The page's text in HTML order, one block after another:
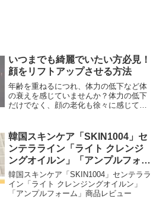
いつまでも綺麗でいたい方必見！
顔をリフトアップさせる方法
年齢を重ねるにつれ、体力の低下など体
の衰えを感じていませんか？体力の低下
だけでなく、顔の老化も徐々に感じてき
韓国スキンケア「SKIN1004」セ
ンテラライン「ライト クレンジ
ングオイルン」「アンプルフォー
ム」商品レビュー
韓国スキンケア「SKIN1004」センテララ
イン「ライト クレンジングオイルン」
「アンプルフォーム」商品レビュー